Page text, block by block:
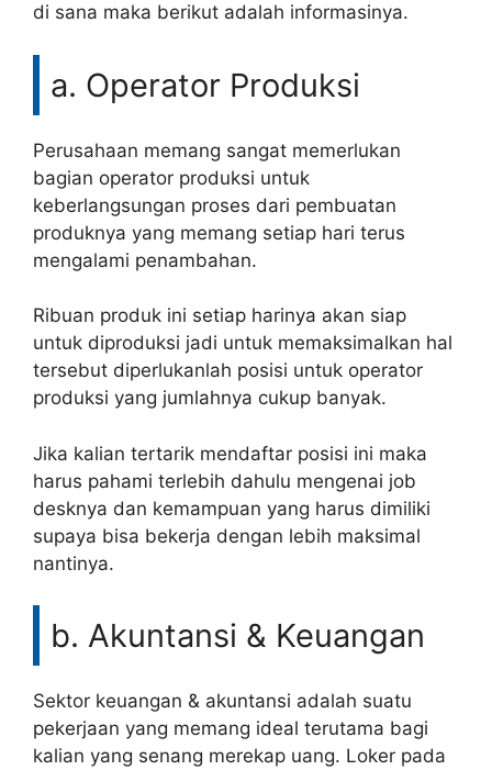
di sana maka berikut adalah informasinya.
a. Operator Produksi
Perusahaan memang sangat memerlukan
bagian operator produksi untuk
keberlangsungan proses dari pembuatan
produknya yang memang setiap hari terus
mengalami penambahan.
Ribuan produk ini setiap harinya akan siap
untuk diproduksi jadi untuk memaksimalkan hal
tersebut diperlukanlah posisi untuk operator
produksi yang jumlahnya cukup banyak.
Jika kalian tertarik mendaftar posisi ini maka
harus pahami terlebih dahulu mengenai job
desknya dan kemampuan yang harus dimiliki
supaya bisa bekerja dengan lebih maksimal
nantinya.
b. Akuntansi & Keuangan
Sektor keuangan & akuntansi adalah suatu
pekerjaan yang memang ideal terutama bagi
kalian yang senang merekap uang. Loker pada